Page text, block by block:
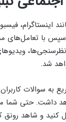
اینستاگرام،
با تعامل‌های
شد.
به سوالات
داشت. حتی شما
کنید و شاهد